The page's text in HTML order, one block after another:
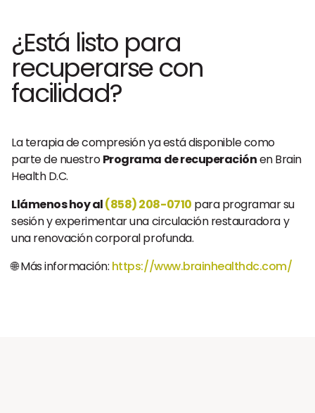
¿Está listo para
recuperarse con
facilidad?
La terapia de compresión ya está disponible como
parte de nuestroPrograma de recuperaciónen Brain
Health D.C.
Llámenos hoy al(858) 208-0710 para programar su
sesión y experimentar una circulación restauradora y
una renovación corporal profunda.
🌐 Más información: https://www.brainhealthdc.com/